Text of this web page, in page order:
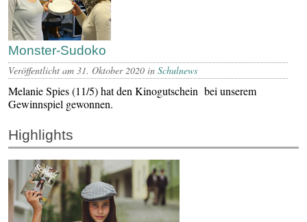
Monster-Sudoko
Veröffentlicht am 31. Oktober 2020 in Schulnews
Melanie Spies (11/5) hat den Kinogutschein bei unserem
Gewinnspiel gewonnen.
Highlights